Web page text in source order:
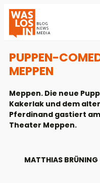
PUPPEN-
MEPPEN
Meppen. Die neue
Kakerlak und dem
Pferdinand gastiert
Theater Meppen.
MATTHIAS BRÜNING